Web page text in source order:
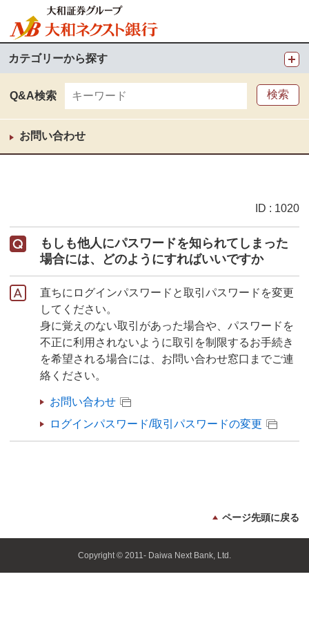
カテゴリーから探す
Q&A検索
お問い合わせ
ID : 1020
もしも他人にパスワードを知られてしまった
場合には、どのようにすればいいですか
直ちにログインパスワードと取引パスワードを変更
してください。
身に覚えのない取引があった場合や、パスワードを
不正に利用されないように取引を制限するお手続き
を希望される場合には、お問い合わせ窓口までご連
絡ください。
お問い合わせ
ログインパスワード/取引パスワードの変更
ページ先頭に戻る
Copyright © 2011- Daiwa Next Bank, Ltd.